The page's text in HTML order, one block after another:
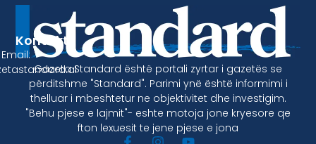
Gazeta Standard është portali zyrtar i gazetës se
përditshme "Standard". Parimi ynë është informimi i
thelluar i mbeshtetur ne objektivitet dhe investigim.
"Behu pjese e lajmit"- eshte motoja jone kryesore qe
fton lexuesit te jene pjese e jona
Kontakt
Email: